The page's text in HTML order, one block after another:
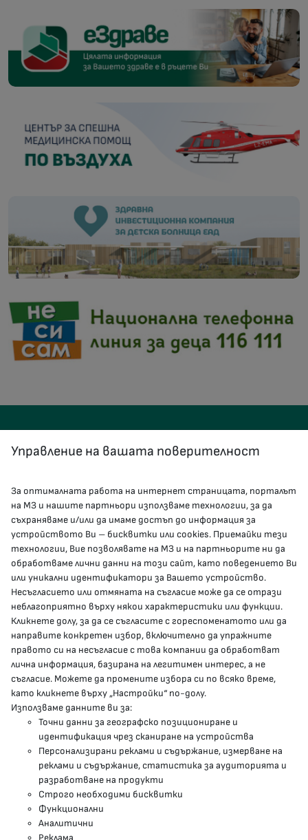
КОНТАКТИ
гр.София, 1000, пл. „Света Неделя“ №5
delovodstvo@mh.government.bg
presscenter@mh.government.bg
МЗ В СОЦИАЛНИТЕ МРЕЖИ
Facebook страница
Instragram профил
YouTube канал
Threads профил
Карта на сайта
Бисквитки
Управление на вашата поверителност
За оптималната работа на интернет страницата, порталът
на МЗ и нашите партньори използваме технологии, за да
съхраняваме и/или да имаме достъп до информация за
устройството Ви – бисквитки или cookies. Приемайки тези
технологии, Вие позволявате на МЗ и на партньорите ни да
обработваме лични данни на този сайт, като поведението Ви
или уникални идентификатори за Вашето устройство.
Несъгласието или отмяната на съгласие може да се отрази
неблагоприятно върху някои характеристики или функции.
Кликнете долу, за да се съгласите с гореспоменатото или да
направите конкретен избор, включително да упражните
правото си на несъгласие с това компании да обработват
лична информация, базирана на легитимен интерес, а не
съгласие. Можете да промените избора си по всяко време,
като кликнете върху „Настройки“ по-долу.
Използваме данните ви за:
Точни данни за географско позициониране и
идентификация чрез сканиране на устройства
Персонализирани реклами и съдържание, измерване на
реклами и съдържание, статистика за аудиторията и
разработване на продукти
Строго необходими бисквитки
Функционални
Аналитични
Реклама